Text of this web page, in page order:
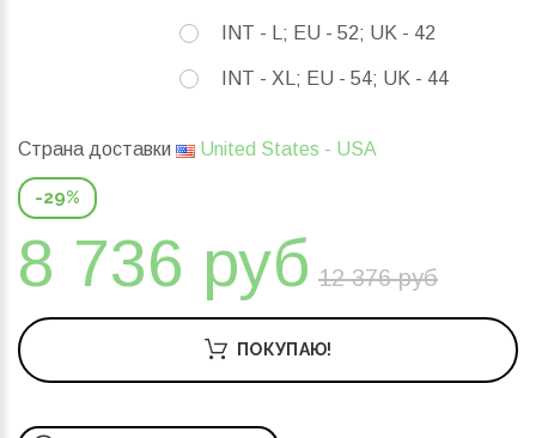
INT - L; EU - 52; UK - 42
INT - XL; EU - 54; UK - 44
Страна доставки United States - USA
-29%
8 736 руб 12 376 руб
ПОКУПАЮ!